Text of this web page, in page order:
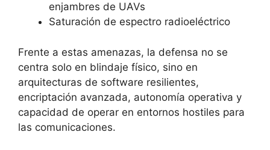
enjambres de UAVs
Saturación de espectro radioeléctrico
Frente a estas amenazas, la defensa no se
centra solo en blindaje físico, sino en
arquitecturas de software resilientes,
encriptación avanzada, autonomía operativa y
capacidad de operar en entornos hostiles para
las comunicaciones.